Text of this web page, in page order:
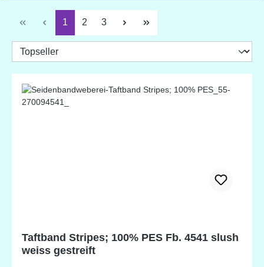
Seite
1 Seite
2 Seite
3
Taftband Stripes; 100% PES Fb. 4541 slush
weiss gestreift